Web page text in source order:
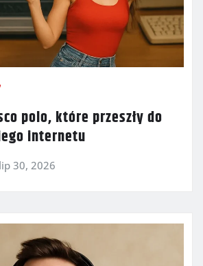
polo, które przeszły do
internetu
lip 30, 2026